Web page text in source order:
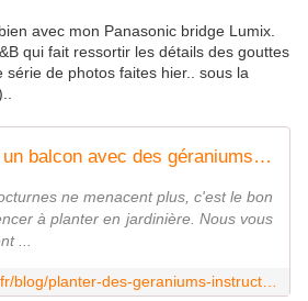
avec mon Panasonic bridge Lumix.
qui fait ressortir les détails des gouttes
série de photos faites hier.. sous la
Pas à pas : fleurir un balcon avec des géraniums pour les débutants › Mon Geranium (fr)
ne menacent plus, c'est le bon
à planter en jardinière. Nous vous
...
https://mon-geranium.fr/blog/planter-des-geraniums-instructions-pour-jardiniers-debutants-et-confirmes/